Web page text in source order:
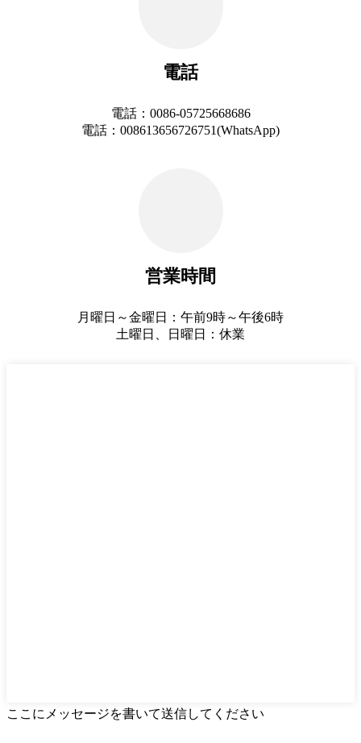
電話
電話：0086-05725668686
電話：008613656726751(WhatsApp)
営業時間
月曜日～金曜日：午前9時～午後6時
土曜日、日曜日：休業
ここにメッセージを書いて送信してください